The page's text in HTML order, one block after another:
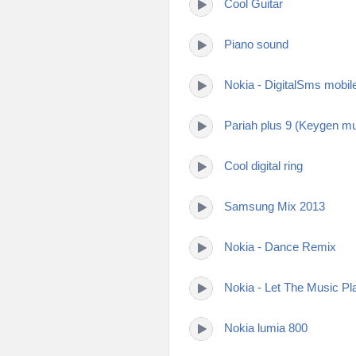
Cool Guitar
Piano sound
Nokia - DigitalSms
Pariah plus 9 (Keygen
Cool digital ring
Samsung Mix 2013
Nokia - Dance Remix
Nokia - Let The Music
Nokia lumia 800